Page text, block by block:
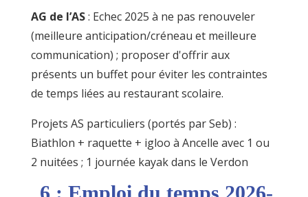
AG de l’AS: Echec 2025 à ne pas renouveler
(meilleure anticipation/créneau et meilleure
communication) ; proposer d'offrir aux
présents un buffet pour éviter les contraintes
de temps liées au restaurant scolaire.
Projets AS particuliers (portés par Seb) :
Biathlon + raquette + igloo à Ancelle avec 1 ou
2 nuitées ; 1 journée kayak dans le Verdon